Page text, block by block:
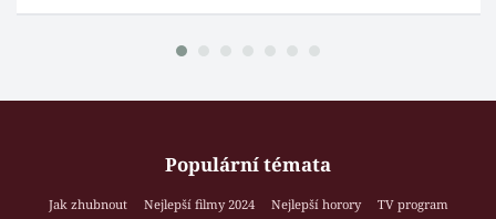
Populární témata
Jak zhubnout Nejlepší filmy 2024 Nejlepší horory
TV program